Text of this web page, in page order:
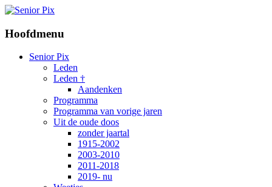
Hoofdmenu
Senior Pix
Leden
Leden †
Aandenken
Programma
Programma van vorige jaren
Uit de oude doos
zonder jaartal
1915-2002
2003-2010
2011-2018
2019- nu